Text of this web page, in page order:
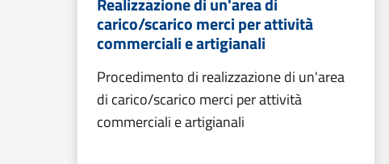
carico/scarico merci per attività
commerciali e artigianali
Procedimento di realizzazione di un'area
di carico/scarico merci per attività
commerciali e artigianali